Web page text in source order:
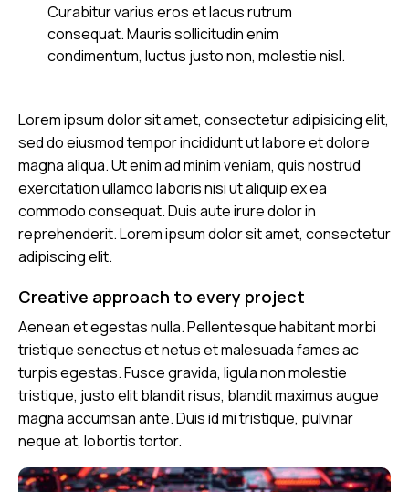
Curabitur varius eros et lacus rutrum
consequat. Mauris sollicitudin enim
condimentum, luctus justo non, molestie nisl.
Lorem ipsum dolor sit amet, consectetur adipisicing elit,
sed do eiusmod tempor incididunt ut labore et dolore
magna aliqua. Ut enim ad minim veniam, quis nostrud
exercitation ullamco laboris nisi ut aliquip ex ea
commodo consequat. Duis aute irure dolor in
reprehenderit. Lorem ipsum dolor sit amet, consectetur
adipiscing elit.
Creative approach to every project
Aenean et egestas nulla. Pellentesque habitant morbi
tristique senectus et netus et malesuada fames ac
turpis egestas. Fusce gravida, ligula non molestie
tristique, justo elit blandit risus, blandit maximus augue
magna accumsan ante. Duis id mi tristique, pulvinar
neque at, lobortis tortor.